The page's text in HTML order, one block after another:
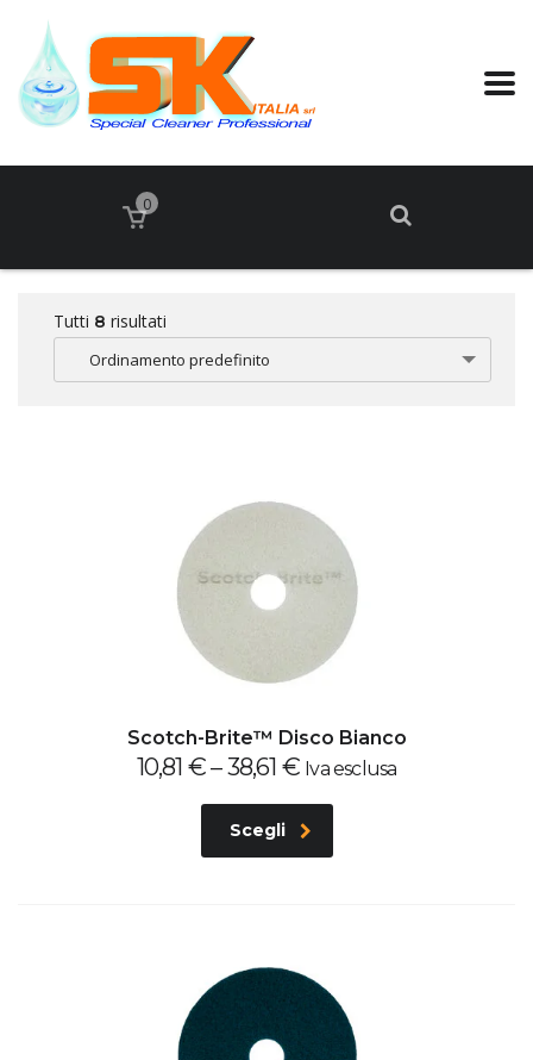
0
Tutti 8 risultati
Ordinamento predefinito
Scotch-Brite™ Disco Bianco
10,81 €–38,61 € Iva esclusa
Scegli